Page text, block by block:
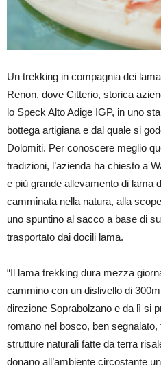
Un trekking in compagnia dei
Renon, dove Citterio, storica
lo Speck Alto Adige IGP, in uno
bottega artigiana e dal quale si
Dolomiti. Per conoscere meglio
tradizioni, l’azienda ha chiesto a
e più grande allevamento di lama
camminata nella natura, alla
uno spuntino al sacco a base di
trasportato dai docili lama.
“Il lama trekking dura mezza
cammino con un dislivello di
direzione Soprabolzano e da lì si
romano nel bosco, ben segnalato,
strutture naturali fatte da terra
donano all’ambiente circostante